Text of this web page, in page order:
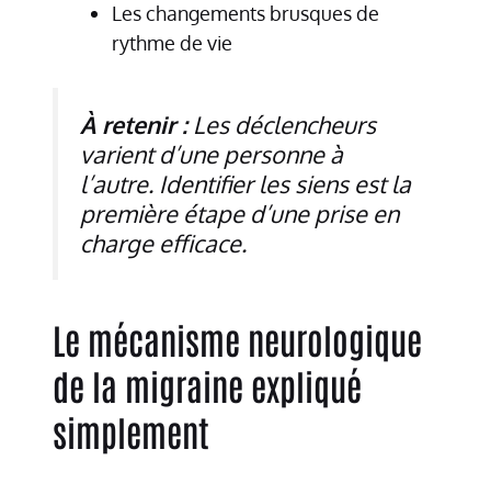
Les changements brusques de
rythme de vie
À retenir :Les déclencheurs
varient d’une personne à
l’autre. Identifier les siens est la
première étape d’une prise en
charge efficace.
Le mécanisme neurologique
de la migraine expliqué
simplement